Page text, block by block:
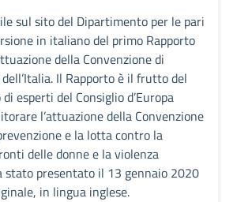
sul sito del Dipartimento per le pari
in italiano del primo Rapporto
della Convenzione di
Il Rapporto è il frutto del
esperti del Consiglio d’Europa
l’attuazione della Convenzione
e la lotta contro la
delle donne e la violenza
stato presentato il 13 gennaio 2020
in lingua inglese.